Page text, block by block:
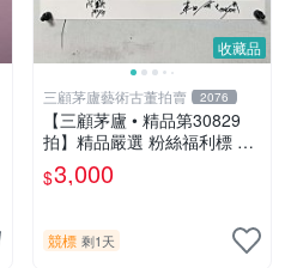
收藏品
三顧茅廬藝術古董拍賣 2076
【三顧茅廬 • 精品第30829
拍】精品嚴選 粉絲福利標 日
本動漫大師 車田正美簽名照
片《聖鬥士星矢》！ 特惠起
$3,000
競標 剩1天